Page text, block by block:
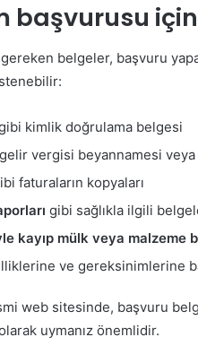
başvurusu
belgeler, başvuru
kimlik doğrulama belgesi
vergisi beyannamesi
faturaların kopyaları
gibi sağlıkla ilgili
kayıp mülk veya malzeme
ve gereksinimlerine
web sitesinde, başvuru
uymanız önemlidir.